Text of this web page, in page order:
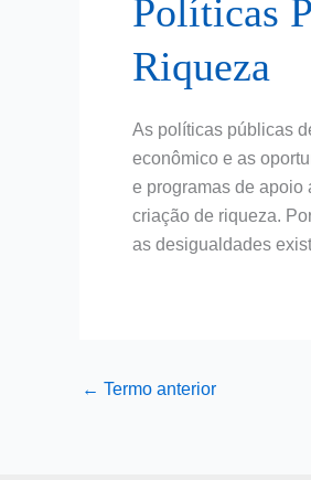
Políticas
Riqueza
As políticas públicas
econômico e as
e programas de apoio
criação de riqueza.
as desigualdades
← Termo anterior